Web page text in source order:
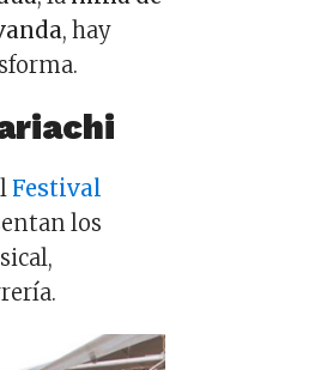
, hay
Festival
los